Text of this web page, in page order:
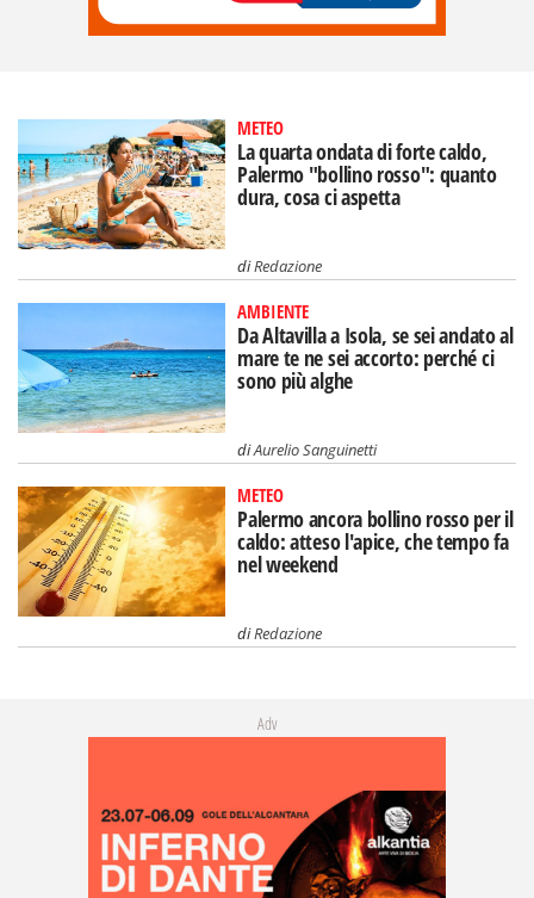
METEO
La quarta ondata di forte caldo,
Palermo "bollino rosso": quanto
dura, cosa ci aspetta
diRedazione
AMBIENTE
Da Altavilla a Isola, se sei andato al
mare te ne sei accorto: perché ci
sono più alghe
diAurelio Sanguinetti
METEO
Palermo ancora bollino rosso per il
caldo: atteso l'apice, che tempo fa
nel weekend
diRedazione
Adv